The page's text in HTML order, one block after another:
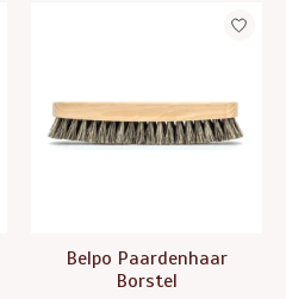
Belpo Paardenhaar
Borstel